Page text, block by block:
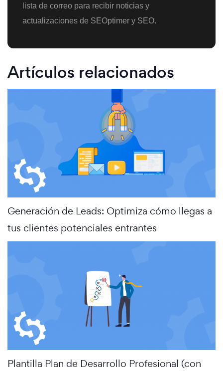
lista de correo para recibir noticias y
actualizaciones de SEOptimer y SEO.
Artículos relacionados
Generación de Leads: Optimiza cómo llegas a
tus clientes potenciales entrantes
Plantilla Plan de Desarrollo Profesional (con